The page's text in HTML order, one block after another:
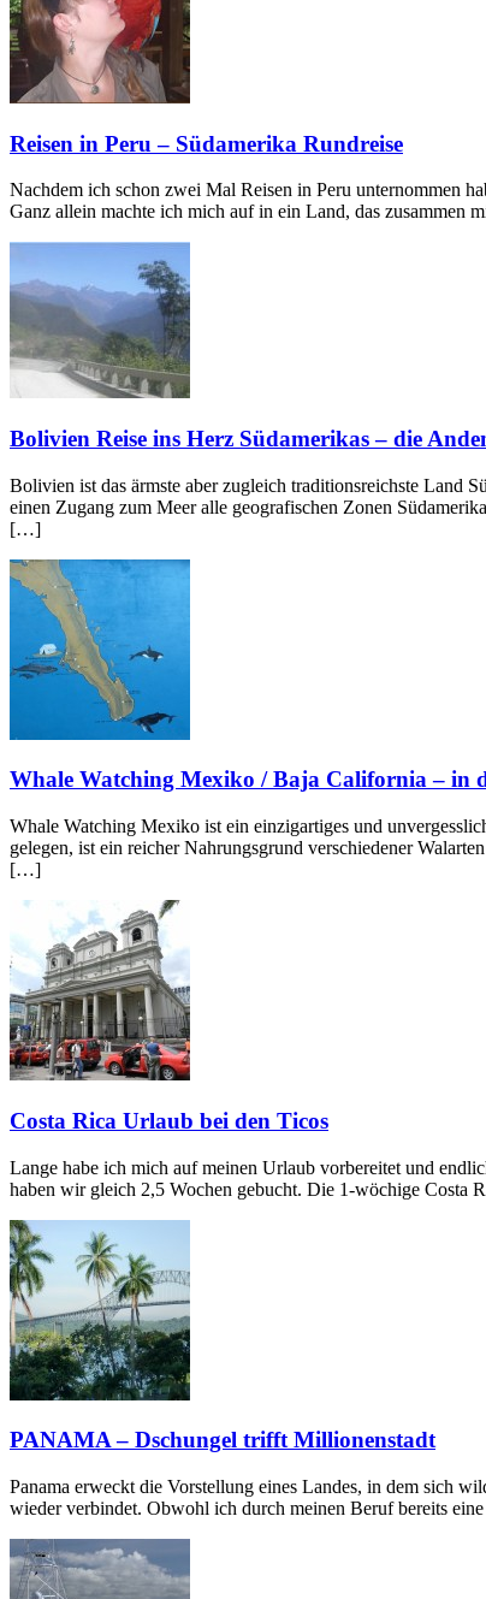
Reisen in Peru – Südamerika Rundreise
Nachdem ich schon zwei Mal Reisen in Peru unternommen
Ganz allein machte ich mich auf in ein Land, das
Bolivien Reise ins Herz Südamerikas – die
Bolivien ist das ärmste aber zugleich traditionsreichste Land
einen Zugang zum Meer alle geografischen Zonen
[…]
Whale Watching Mexiko / Baja California – in
Whale Watching Mexiko ist ein einzigartiges und
gelegen, ist ein reicher Nahrungsgrund verschiedener
[…]
Costa Rica Urlaub bei den Ticos
Lange habe ich mich auf meinen Urlaub vorbereitet und
haben wir gleich 2,5 Wochen gebucht. Die 1-wöchige Costa
PANAMA – Dschungel trifft Millionenstadt
Panama erweckt die Vorstellung eines Landes, in dem sich
wieder verbindet. Obwohl ich durch meinen Beruf bereits